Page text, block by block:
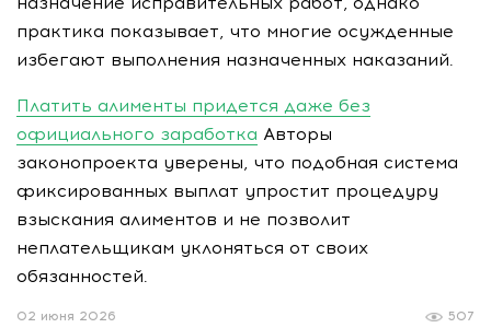
практика показывает, что многие осужденные
избегают выполнения назначенных наказаний.
Платить алименты придется даже без
официального заработка Авторы
законопроекта уверены, что подобная система
фиксированных выплат упростит процедуру
взыскания алиментов и не позволит
неплательщикам уклоняться от своих
обязанностей.
507
02 июня 2026